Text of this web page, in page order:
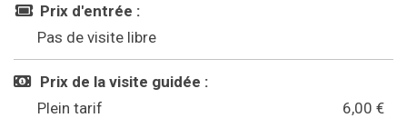
Prix d'entrée :
Pas de visite libre
Prix de la visite guidée :
Plein tarif
6,00 €